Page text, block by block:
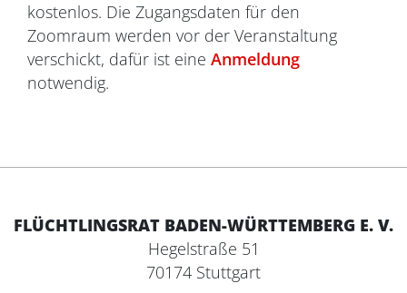
kostenlos. Die Zugangsdaten für den
Zoomraum werden vor der Veranstaltung
verschickt, dafür ist eine Anmeldung
notwendig.
FLÜCHTLINGSRAT BADEN-WÜRTTEMBERG E. V.
Hegelstraße 51
70174 Stuttgart